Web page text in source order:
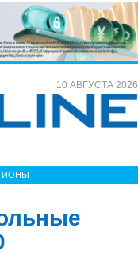
10 АВГУСТА 2026